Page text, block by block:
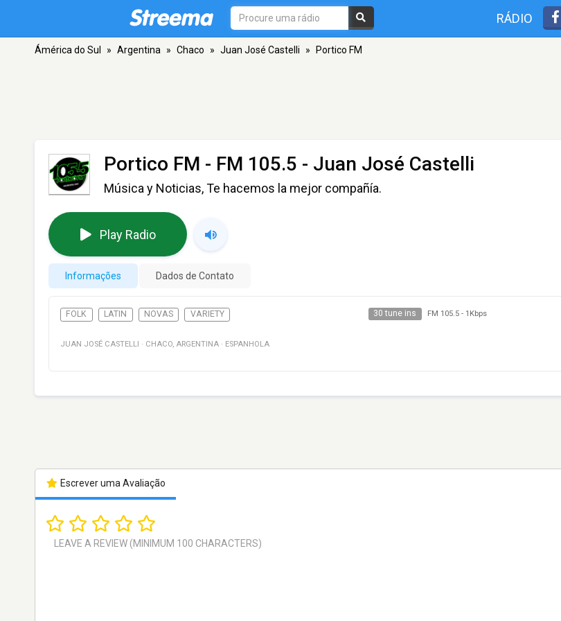
RÁDIO
Ámérica do Sul » Argentina » Chaco » Juan José Castelli » Portico FM
Portico FM - FM 105.5 - Juan José Castelli
Música y Noticias, Te hacemos la mejor compañía.
Play Radio
Informações Dados de Contato
FOLK LATIN NOVAS VARIETY 30 tune ins FM 105.5- 1Kbps
JUAN JOSÉ CASTELLI · CHACO, ARGENTINA · ESPANHOLA
Escrever uma Avaliação